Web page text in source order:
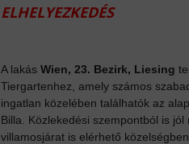
ELHELYEZKEDÉS
A lakás Wien, 23. Bezirk, Liesing
Tiergartenhez, amely számos
ingatlan közelében találhatók az
Billa. Közlekedési szempontból is
villamosjárat is elérhető közelségben